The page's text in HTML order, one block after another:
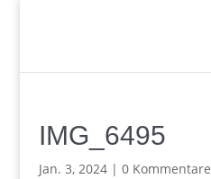
IMG_6495
Jan. 3, 2024| 0 Kommentare